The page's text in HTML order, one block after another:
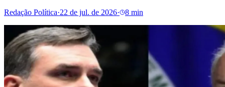
Redação Política·22 de jul. de 2026· 8 min